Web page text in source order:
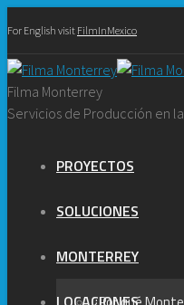
For English visit FilmInMexico
Filma Monterrey
Servicios de Producción en
PROYECTOS
SOLUCIONES
MONTERREY